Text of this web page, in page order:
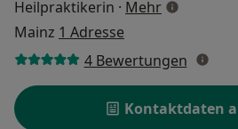
Heilpraktikerin · Mehrüber
Mainz 1 Adresse
4 Bewertungen
Kontaktdaten